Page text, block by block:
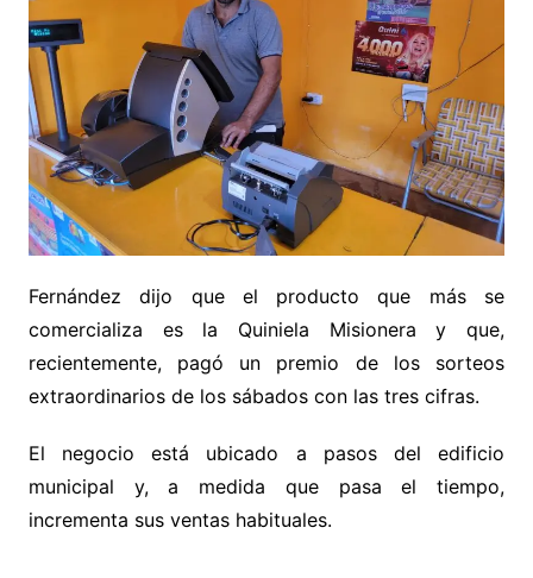
Fernández dijo que el producto que más se
comercializa es la Quiniela Misionera y que,
recientemente, pagó un premio de los sorteos
extraordinarios de los sábados con las tres cifras.
El negocio está ubicado a pasos del edificio
municipal y, a medida que pasa el tiempo,
incrementa sus ventas habituales.